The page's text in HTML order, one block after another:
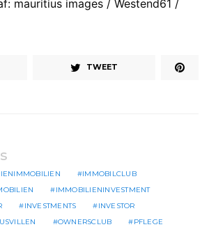
mauritius images / Westend61 /
TWEET
IMMOBILCLUB
IMMOBILIENINVESTMENT
INVESTMENTS
INVESTOR
OWNERSCLUB
PFLEGE